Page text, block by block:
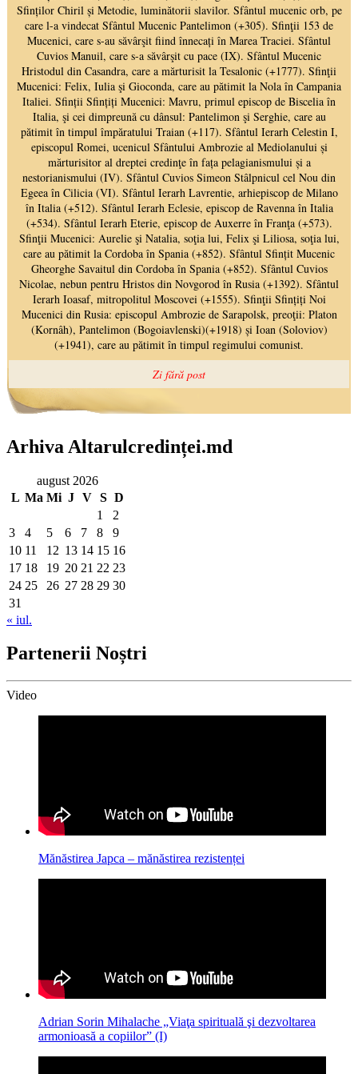
Arhiva Altarulcredinței.md
august 2026
L Ma Mi J V S D
1
2
3
4 5 6 7 8
9
10 11 12 13 14 15 16
17 18 19 20 21 22 23
24 25 26 27 28 29 30
31
« iul.
Partenerii Noștri
Video
Mănăstirea Japca – mănăstirea rezistenței
Adrian Sorin Mihalache „Viaţa spirituală şi dezvoltarea
armonioasă a copiilor” (I)